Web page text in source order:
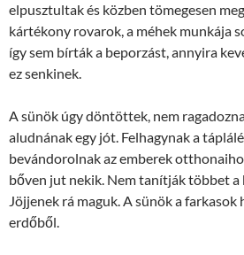
elpusztultak és közben tömegesen
kártékony rovarok, a méhek munkája
így sem bírták a beporzást, annyira
ez senkinek.
A sünök úgy döntöttek, nem
aludnának egy jót. Felhagynak a
bevándorolnak az emberek
bőven jut nekik. Nem tanítják többet a
Jöjjenek rá maguk. A sünök a
erdőből.